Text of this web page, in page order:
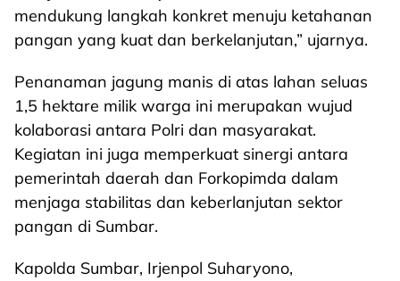
mendukung langkah konkret menuju ketahanan
pangan yang kuat dan berkelanjutan,” ujarnya.
Penanaman jagung manis di atas lahan seluas
1,5 hektare milik warga ini merupakan wujud
kolaborasi antara Polri dan masyarakat.
Kegiatan ini juga memperkuat sinergi antara
pemerintah daerah dan Forkopimda dalam
menjaga stabilitas dan keberlanjutan sektor
pangan di Sumbar.
Kapolda Sumbar, Irjenpol Suharyono,